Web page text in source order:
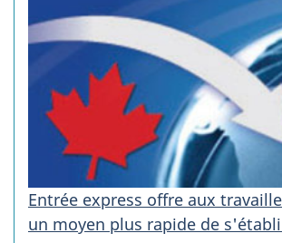
Entrée express offre aux
un moyen plus rapide de